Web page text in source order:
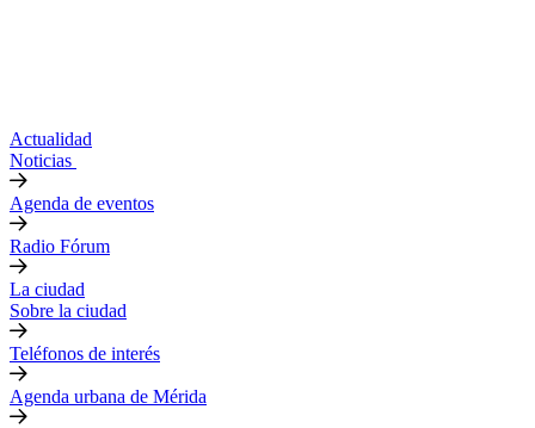
Actualidad
Noticias
Agenda de eventos
Radio Fórum
La ciudad
Sobre la ciudad
Teléfonos de interés
Agenda urbana de Mérida